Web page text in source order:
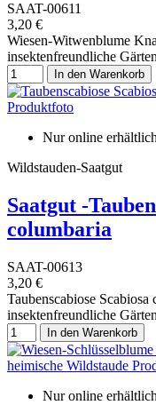
SAAT-00611
3,20 €
Wiesen-Witwenblume
insektenfreundliche
In den Warenkorb
Nur online erhältlich
Wildstauden-Saatgut
Saatgut -
columbaria
SAAT-00613
3,20 €
Taubenscabiose
insektenfreundliche
In den Warenkorb
Nur online erhältlich